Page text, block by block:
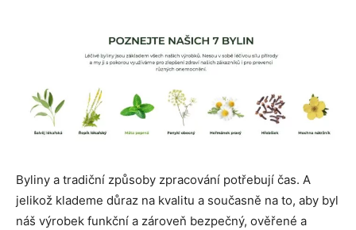
Byliny a tradiční způsoby zpracování potřebují čas. A
jelikož klademe důraz na kvalitu a současně na to, aby byl
náš výrobek funkční a zároveň bezpečný, ověřené a